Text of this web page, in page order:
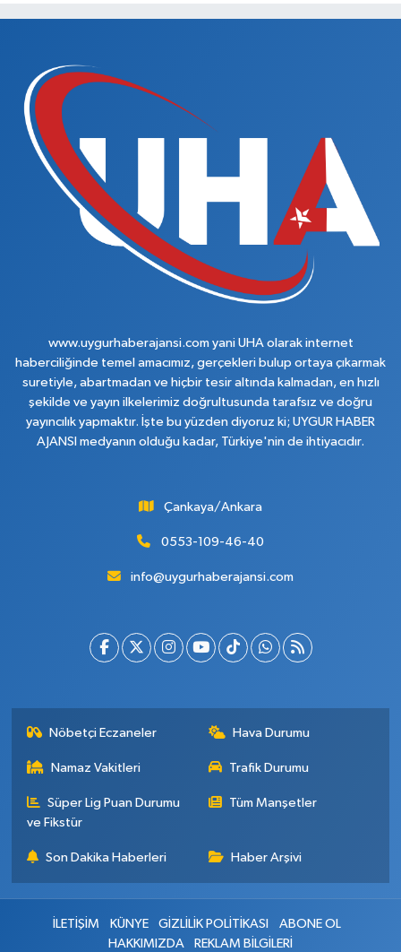
www.uygurhaberajansi.com yani UHA olarak internet
haberciliğinde temel amacımız, gerçekleri bulup ortaya çıkarmak
suretiyle, abartmadan ve hiçbir tesir altında kalmadan, en hızlı
şekilde ve yayın ilkelerimiz doğrultusunda tarafsız ve doğru
yayıncılık yapmaktır. İşte bu yüzden diyoruz ki; UYGUR HABER
AJANSI medyanın olduğu kadar, Türkiye'nin de ihtiyacıdır.
Çankaya/Ankara
0553-109-46-40
info@uygurhaberajansi.com
Nöbetçi Eczaneler Hava Durumu
Namaz Vakitleri Trafik Durumu
Süper Lig Puan Durumu
ve Fikstür
Tüm Manşetler
Son Dakika Haberleri Haber Arşivi
İLETİŞİM KÜNYE GİZLİLİK POLİTİKASI
ABONE OL
HAKKIMIZDA
REKLAM BİLGİLERİ